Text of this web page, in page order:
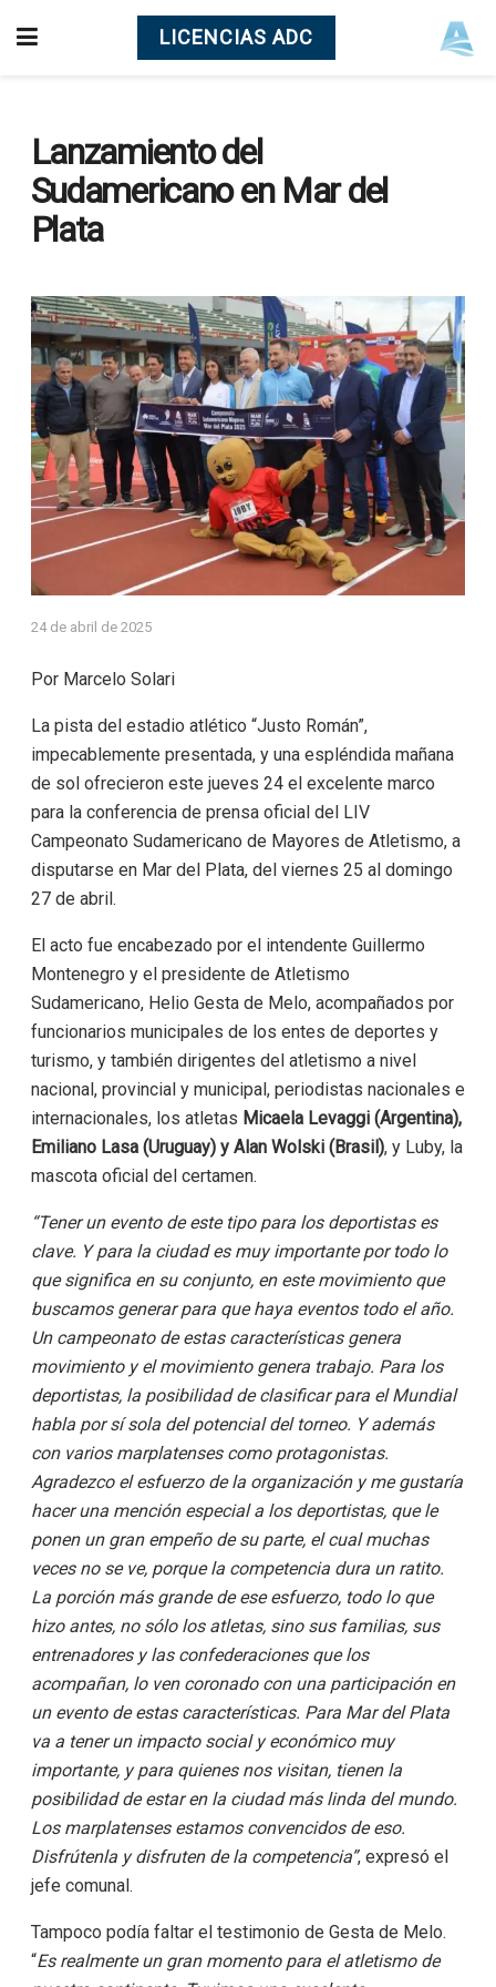
LICENCIAS ADC
Lanzamiento del
Sudamericano en Mar del
Plata
24 de abril de 2025
Por Marcelo Solari
La pista del estadio atlético “Justo Román”,
impecablemente presentada, y una espléndida mañana
de sol ofrecieron este jueves 24 el excelente marco
para la conferencia de prensa oficial del LIV
Campeonato Sudamericano de Mayores de Atletismo, a
disputarse en Mar del Plata, del viernes 25 al domingo
27 de abril.
El acto fue encabezado por el intendente Guillermo
Montenegro y el presidente de Atletismo
Sudamericano, Helio Gesta de Melo, acompañados por
funcionarios municipales de los entes de deportes y
turismo, y también dirigentes del atletismo a nivel
nacional, provincial y municipal, periodistas nacionales e
internacionales, los atletas Micaela Levaggi (Argentina),
Emiliano Lasa (Uruguay) y Alan Wolski (Brasil), y Luby, la
mascota oficial del certamen.
“Tener un evento de este tipo para los deportistas es
clave. Y para la ciudad es muy importante por todo lo
que significa en su conjunto, en este movimiento que
buscamos generar para que haya eventos todo el año.
Un campeonato de estas características genera
movimiento y el movimiento genera trabajo. Para los
deportistas, la posibilidad de clasificar para el Mundial
habla por sí sola del potencial del torneo. Y además
con varios marplatenses como protagonistas.
Agradezco el esfuerzo de la organización y me gustaría
hacer una mención especial a los deportistas, que le
ponen un gran empeño de su parte, el cual muchas
veces no se ve, porque la competencia dura un ratito.
La porción más grande de ese esfuerzo, todo lo que
hizo antes, no sólo los atletas, sino sus familias, sus
entrenadores y las confederaciones que los
acompañan, lo ven coronado con una participación en
un evento de estas características. Para Mar del Plata
va a tener un impacto social y económico muy
importante, y para quienes nos visitan, tienen la
posibilidad de estar en la ciudad más linda del mundo.
Los marplatenses estamos convencidos de eso.
Disfrútenla y disfruten de la competencia”, expresó el
jefe comunal.
Tampoco podía faltar el testimonio de Gesta de Melo.
“Es realmente un gran momento para el atletismo de